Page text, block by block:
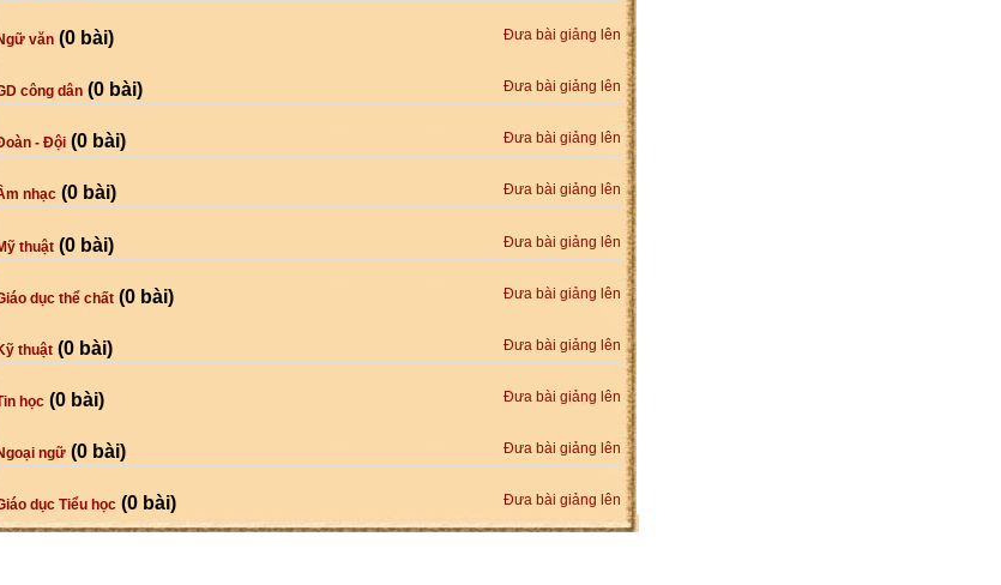
Đưa bài giảng lên
văn (0 bài)
Đưa bài giảng lên
công dân (0 bài)
Đưa bài giảng lên
- Đội (0 bài)
Đưa bài giảng lên
nhạc (0 bài)
Đưa bài giảng lên
thuật (0 bài)
Đưa bài giảng lên
dục thể chất (0 bài)
Đưa bài giảng lên
thuật (0 bài)
Đưa bài giảng lên
học (0 bài)
Đưa bài giảng lên
ngữ (0 bài)
Đưa bài giảng lên
dục Tiểu học (0 bài)